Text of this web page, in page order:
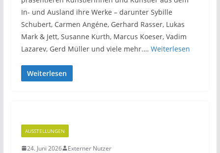
In- und Ausland ihre Werke – darunter Sybille
Schubert, Carmen Angéne, Gerhard Rasser, Lukas
Mark & Jett, Susanne Kurth, Marcus Koeser, Vadim
Lazarev, Gerd Müller und viele mehr.… Weiterlesen
Weiterlesen
AUSSTELLUNGEN
24. Juni 2026 Externer Nutzer